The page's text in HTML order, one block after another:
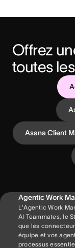
Offrez
toutes
Asana Client
Agentic Work
L'Agentic Work
AI Teammates, le
que les
équipe et vos
processus